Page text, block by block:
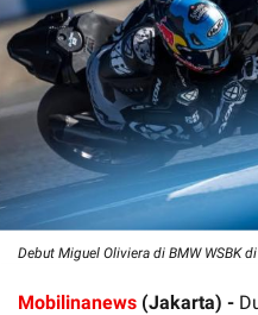
Debut Miguel Oliviera di BMW WSBK
Mobilinanews (Jakarta) -